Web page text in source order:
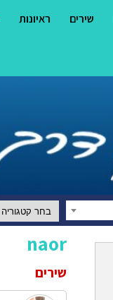
שירים ראיונות
naor
שירים